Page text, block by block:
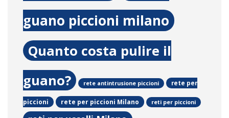
guano piccioni milano
Quanto costa pulire il
guano?
rete antintrusione piccioni rete per
piccioni rete per piccioni Milano reti per piccioni